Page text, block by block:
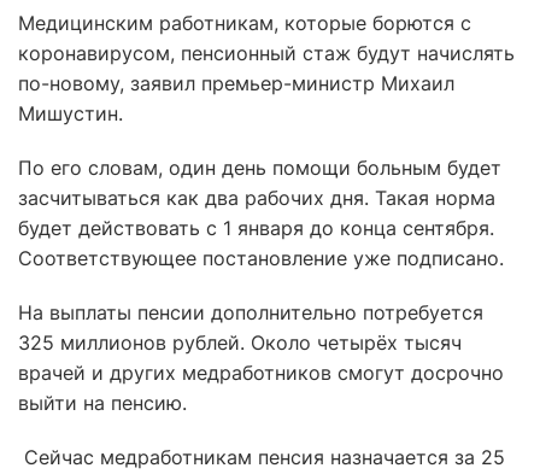
Медицинским работникам, которые борются с
коронавирусом, пенсионный стаж будут начислять
по-новому, заявил премьер-министр Михаил
Мишустин.
По его словам, один день помощи больным будет
засчитываться как два рабочих дня. Такая норма
будет действовать с 1 января до конца сентября.
Соответствующее постановление уже подписано.
На выплаты пенсии дополнительно потребуется
325 миллионов рублей. Около четырёх тысяч
врачей и других медработников смогут досрочно
выйти на пенсию.
Сейчас медработникам пенсия назначается за 25